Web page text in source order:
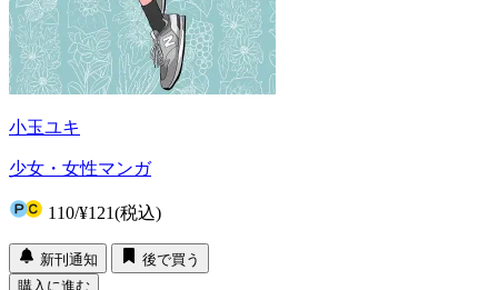
小玉ユキ
少女・女性マンガ
110/¥121(税込)
新刊通知
後で買う
購入に進む